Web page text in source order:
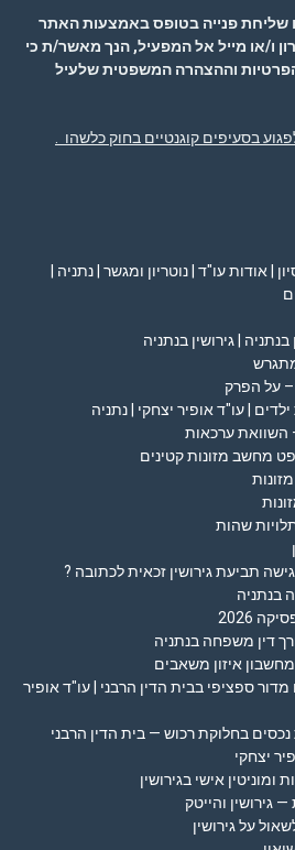
שליחת פנייה בטופס באמצעות האתר
ו/או מייל אל המפעיל, הנך מאשר/ת כי
וההצהרה המשפטית שלעיל
בנתניה | גירושין בנתניה
– על הפרק
| עו"ד אופיר יצחקי | נתניה
השוואת ערכאות
מחשב מזונות קטינים
שהות
תביעת גירושין זכאית לכתובה ?
בנתניה
2026
דין משפחה בנתניה
איזון משאבים
מדור ספציפי בבית הדין הרבני | עו"ד אופיר
בחלוקת רכוש — בית הדין הרבני
יצחקי
אישי בגירושין
— גירושין והייטק
על גירושין